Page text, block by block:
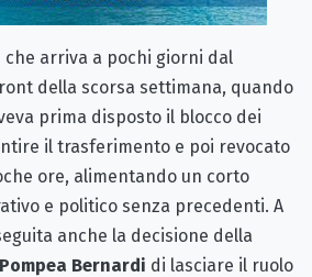
che arriva a pochi giorni dal
della scorsa settimana, quando
prima disposto il blocco dei
il trasferimento e poi revocato
ore, alimentando un corto
e politico senza precedenti. A
anche la decisione della
Bernardi di lasciare il ruolo